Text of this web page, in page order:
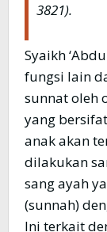
3821).
Syaikh
fungsi lain
sunnat oleh
yang
anak akan
dilakukan
sang ayah
(sunnah)
Ini terkait